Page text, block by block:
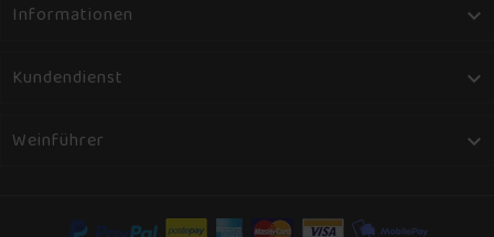
Informationen 
Kundendienst 
Weinführer 